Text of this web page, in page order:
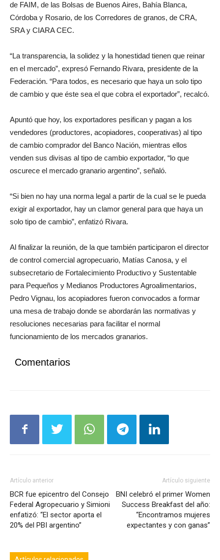
de FAIM, de las Bolsas de Buenos Aires, Bahía Blanca,
Córdoba y Rosario, de los Corredores de granos, de CRA,
SRA y CIARA CEC.
“La transparencia, la solidez y la honestidad tienen que reinar
en el mercado”, expresó Fernando Rivara, presidente de la
Federación. “Para todos, es necesario que haya un solo tipo
de cambio y que éste sea el que cobra el exportador”, recalcó.
Apuntó que hoy, los exportadores pesifican y pagan a los
vendedores (productores, acopiadores, cooperativas) al tipo
de cambio comprador del Banco Nación, mientras ellos
venden sus divisas al tipo de cambio exportador, “lo que
oscurece el mercado granario argentino”, señaló.
“Si bien no hay una norma legal a partir de la cual se le pueda
exigir al exportador, hay un clamor general para que haya un
solo tipo de cambio”, enfatizó Rivara.
Al finalizar la reunión, de la que también participaron el director
de control comercial agropecuario, Matías Canosa, y el
subsecretario de Fortalecimiento Productivo y Sustentable
para Pequeños y Medianos Productores Agroalimentarios,
Pedro Vignau, los acopiadores fueron convocados a formar
una mesa de trabajo donde se abordarán las normativas y
resoluciones necesarias para facilitar el normal
funcionamiento de los mercados granarios.
Comentarios
Artículo anterior
BCR fue epicentro del Consejo
Federal Agropecuario y Simioni
enfatizó: “El sector aporta el
20% del PBI argentino”
Artículo siguiente
BNI celebró el primer Women
Success Breakfast del año:
“Encontramos mujeres
expectantes y con ganas”